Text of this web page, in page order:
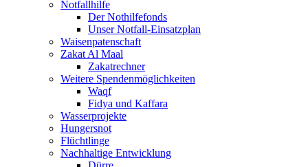
Notfallhilfe
Der Nothilfefonds
Unser Notfall-Einsatzplan
Waisenpatenschaft
Zakat Al Maal
Zakatrechner
Weitere Spendenmöglichkeiten
Waqf
Fidya und Kaffara
Wasserprojekte
Hungersnot
Flüchtlinge
Nachhaltige Entwicklung